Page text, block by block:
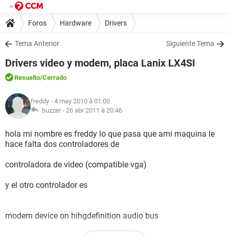
Foros Hardware Drivers
Tema Anterior Siguiente Tema
Drivers video y modem, placa Lanix LX4SI
Resuelto/Cerrado
freddy - 4 may 2010 à 01:00
buzzer - 26 abr 2011 à 20:46
hola mi nombre es freddy lo que pasa que ami maquina le
hace falta dos controladores de
controladora de video (compatible vga)
y el otro controlador es
modem device on hihgdefinition audio bus